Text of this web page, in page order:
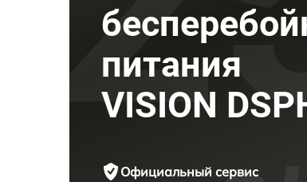
питания
VISION
Официальный сервис